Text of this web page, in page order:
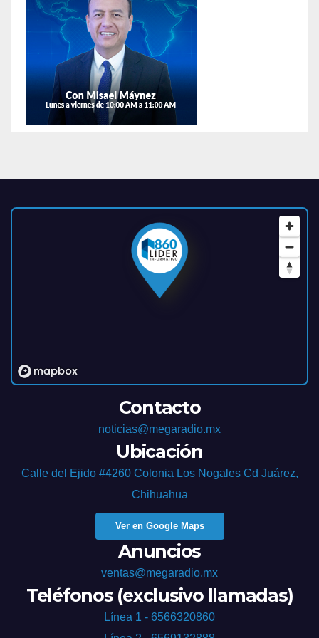
Contacto
noticias@megaradio.mx
Ubicación
Calle del Ejido #4260 Colonia Los Nogales Cd Juárez,
Chihuahua
Ver en Google Maps
Anuncios
ventas@megaradio.mx
Teléfonos (exclusivo llamadas)
Línea 1 - 6566320860